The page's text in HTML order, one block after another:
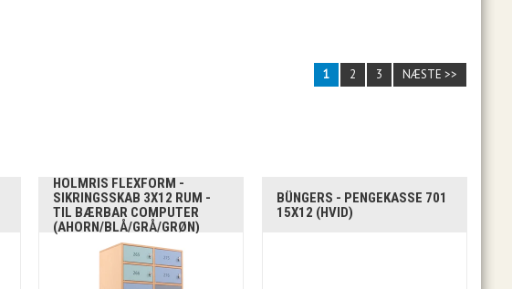
1
2 3 NÆSTE >>
HOLMRIS FLEXFORM -
SIKRINGSSKAB 3X12 RUM -
TIL BÆRBAR COMPUTER
(AHORN/BLÅ/GRÅ/GRØN)
BÜNGERS - PENGEKASSE 701
15X12 (HVID)